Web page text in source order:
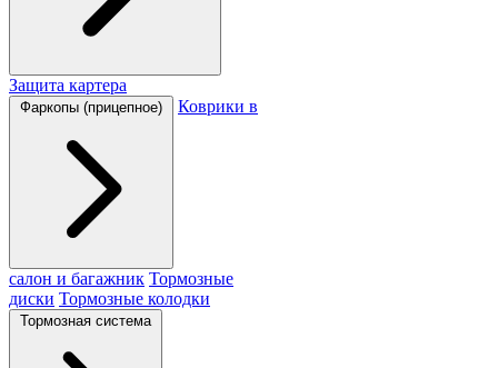
Защита картера
Фаркопы (прицепное) Коврики в
салон и багажник Тормозные
диски Тормозные колодки
Тормозная система